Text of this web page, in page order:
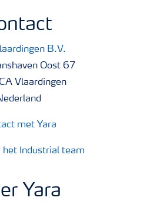
B.V.
Oost 67
Vlaardingen
met Yara
het Industrial team
Yara